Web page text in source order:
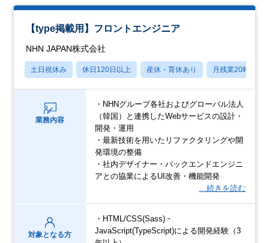
【type掲載用】フロントエンジニア
NHN JAPAN株式会社
土日祝休み 休日120日以上 産休・育休あり 月残業20時間以
業務内容
・NHNグループ各社およびグローバル法人
（韓国）と連携したWebサービスの設計・
開発・運用
・最新技術を用いたリファクタリングや開
発環境の整備
・社内デザイナー・バックエンドエンジニ
アとの協業によるUI改善・機能開発
…続きを読む
対象となる方
・HTML/CSS(Sass)・
JavaScript(TypeScript)による開発経験（3